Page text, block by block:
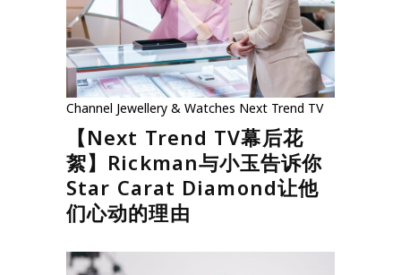
Channel Jewellery & Watches Next Trend TV
【Next Trend TV幕后花
絮】Rickman与小玉告诉你
Star Carat Diamond让他
们心动的理由